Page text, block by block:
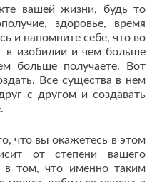
вашей жизни, будь то
здоровье, время
и напомните себе, что во
в изобилии и чем больше
больше получаете. Вот
Все существа в нем
с другом и создавать
что вы окажетесь в этом
от степени вашего
в том, что именно таким